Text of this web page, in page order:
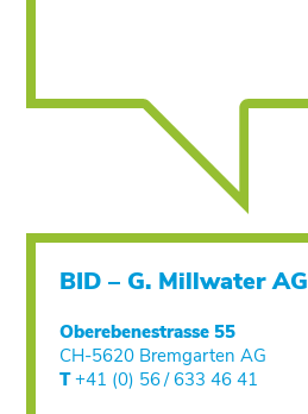
BID – G. Millwater AG
Oberebenestrasse 55
CH-5620 Bremgarten AG
T+41 (0) 56 / 633 46 41